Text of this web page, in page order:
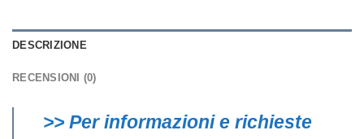
DESCRIZIONE
RECENSIONI (0)
>> Per informazioni e richieste